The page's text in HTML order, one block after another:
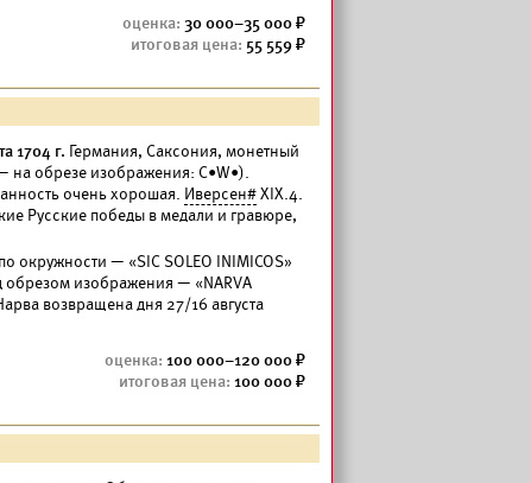
30 000–35 000
55 559
1704 г. Германия, Саксония, монетный
на обрезе изображения: C•W•).
очень хорошая. Иверсен#ХIХ.4.
Русские победы в медали и гравюре,
окружности — «SIC SOLEO INIMICOS»
обрезом изображения — «NARVA
возвращена дня 27/16 августа
100 000–120 000
100 000